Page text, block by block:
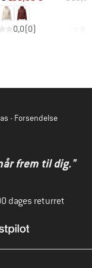
0,0(0)
- Forsendelse
frem til dig."
dages returret